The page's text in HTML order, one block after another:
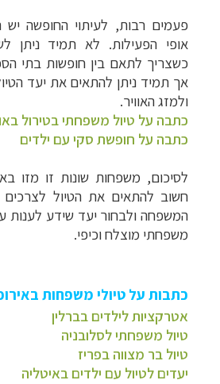
פעמים רבות, לעיתוי החופשה
אופי הפעילות. לא תמיד ניתן
כשצריך לתאם בין חופשות בתי
אך תמיד ניתן להתאים את יעד
ולמזג האוויר.
כתבה על טיול משפחתי בטירול
כתבה על חופשת סקי עם ילדים
לסיכום, משפחות שונות זו מזו
חשוב להתאים את הטיול לצרכים
המשפחה ולבחור יעד שידע לענות
משפחתי מוצלח וכיפי.
כתבות על טיולי משפחות
אטרקציות לילדים בברלין
טיול משפחתי לסלובניה
טיול בר מצווה בפריז
יעדים לטיול עם ילדים באיטליה